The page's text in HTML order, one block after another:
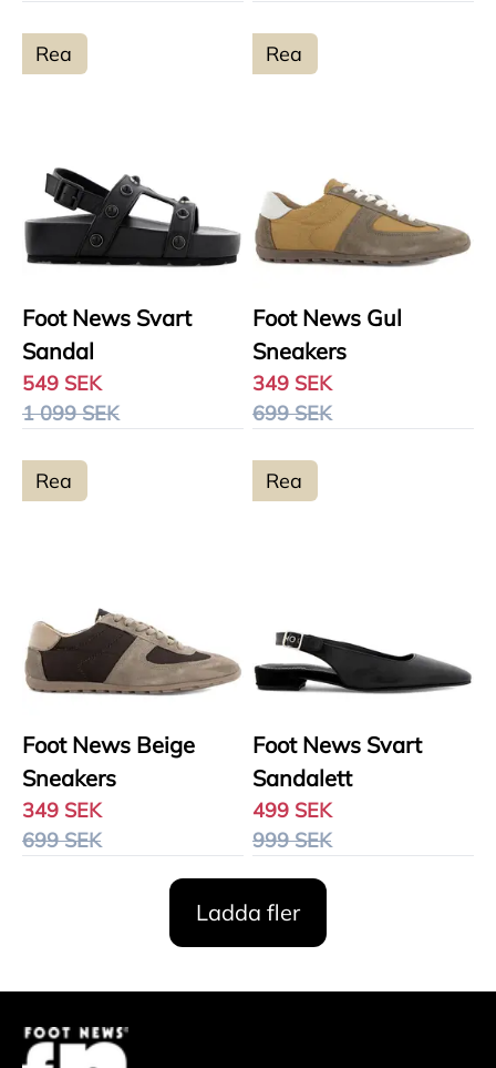
Rea
Foot News Svart
Sandal
549 SEK
1 099 SEK
Rea
Foot News Gul
Sneakers
349 SEK
699 SEK
Rea
Foot News Beige
Sneakers
349 SEK
699 SEK
Rea
Foot News Svart
Sandalett
499 SEK
999 SEK
Ladda fler